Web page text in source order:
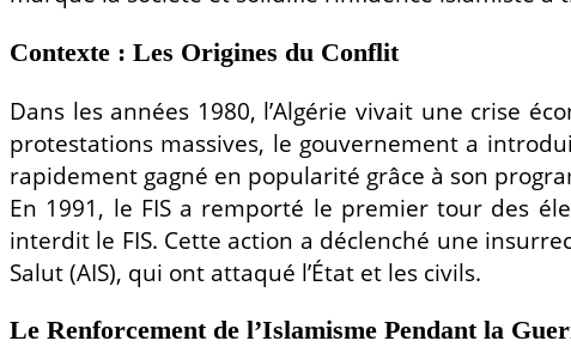
Contexte : Les Origines du Conflit
Dans les années 1980, l’Algérie vivait une crise
protestations massives, le gouvernement a
rapidement gagné en popularité grâce à son
En 1991, le FIS a remporté le premier tour des
interdit le FIS. Cette action a déclenché une
Salut (AIS), qui ont attaqué l’État et les civils.
Le Renforcement de l’Islamisme Pendant la